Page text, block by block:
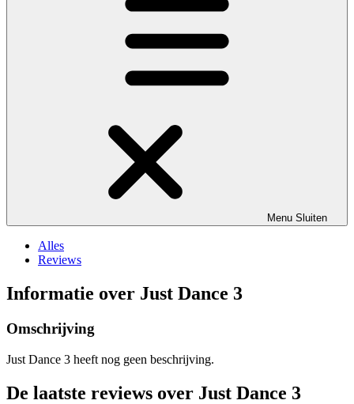
Menu Sluiten
Alles
Reviews
Informatie over Just Dance 3
Omschrijving
Just Dance 3 heeft nog geen beschrijving.
De laatste reviews over Just Dance 3